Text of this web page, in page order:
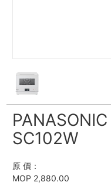
SC102W
原 價：
MOP 2,880.00